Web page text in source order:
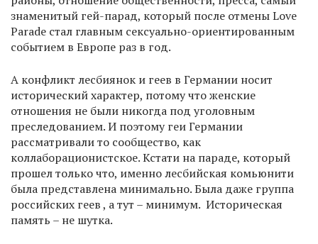
знаменитый гей-парад, который после отмены Love
Parade стал главным сексуально-ориентированным
событием в Европе раз в год.
А конфликт лесбиянок и геев в Германии носит
исторический характер, потому что женские
отношения не были никогда под уголовным
преследованием. И поэтому геи Германии
рассматривали то сообщество, как
коллаборационистское. Кстати на параде, который
прошел только что, именно лесбийская комьюнити
была представлена минимально. Была даже группа
российских геев , а тут – минимум. Историческая
память – не шутка.